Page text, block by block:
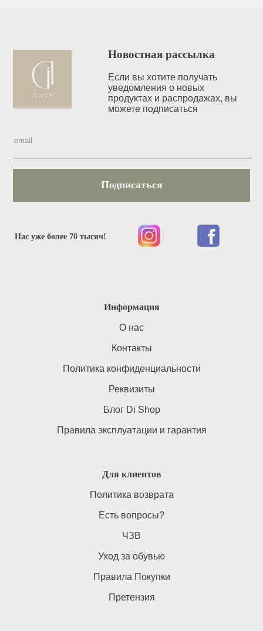
Информация
O нас
Контакты
Политика конфиденциальности
Реквизиты
Блог Di Shop
Правила эксплуатации и гарантия
Для клиентов
Политика возврата
Есть вопросы?
ЧЗВ
Уход за обувью
Правила Покупки
Претензия
Новостная рассылка
Если вы хотите получать
уведомления o новых
продуктах и распродажах, вы
можете подписаться
Подписаться
Нас уже более 70 тысяч!